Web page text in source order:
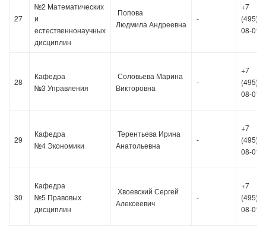
27
№2 Математических
и
естественнонаучных
дисциплин
Попова
Людмила Андреевна
-
+7
08-01
28
Кафедра
№3 Управления
Соловьева Марина
Викторовна
-
+7
08-01
29
Кафедра
№4 Экономики
Терентьева Ирина
Анатольевна
-
+7
08-01
30
Кафедра
№5 Правовых
дисциплин
Хвоевский Сергей
Алексеевич
-
+7
08-01